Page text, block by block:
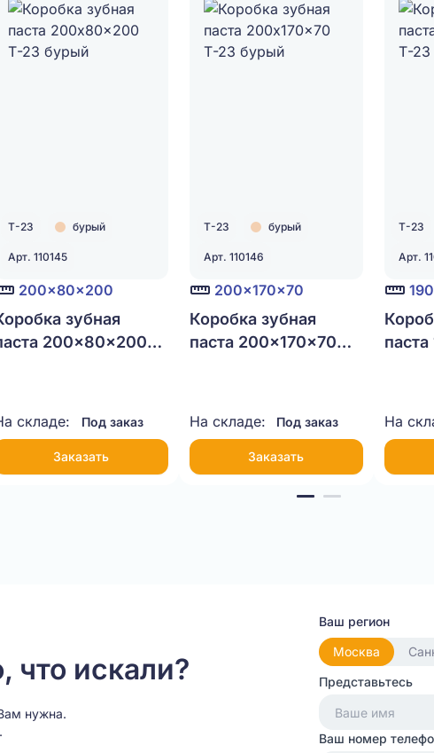
Т-23 бурый
Арт. 110145
200x80x200
зубная
200x80x200
складе: Под заказ
Заказать
Т-23 бурый
Арт. 110146
200x170x70
Коробка зубная
паста 200x170x70
На складе: Под заказ
Заказать
Т-23
Арт.
На
что искали?
нужна.
Ваш регион
Москва
Представьтесь
Ваш номер